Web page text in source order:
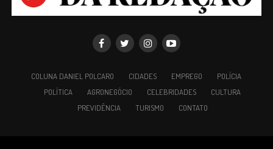
COLUNA DANIEL POLCARO CIDADES EMPREGO
POLÍCIA
POLÍTICA
AGRONEGÓCIO CELEBRIDADES
CULTURA
PREVIDÊNCIA
TURISMO CONTATO